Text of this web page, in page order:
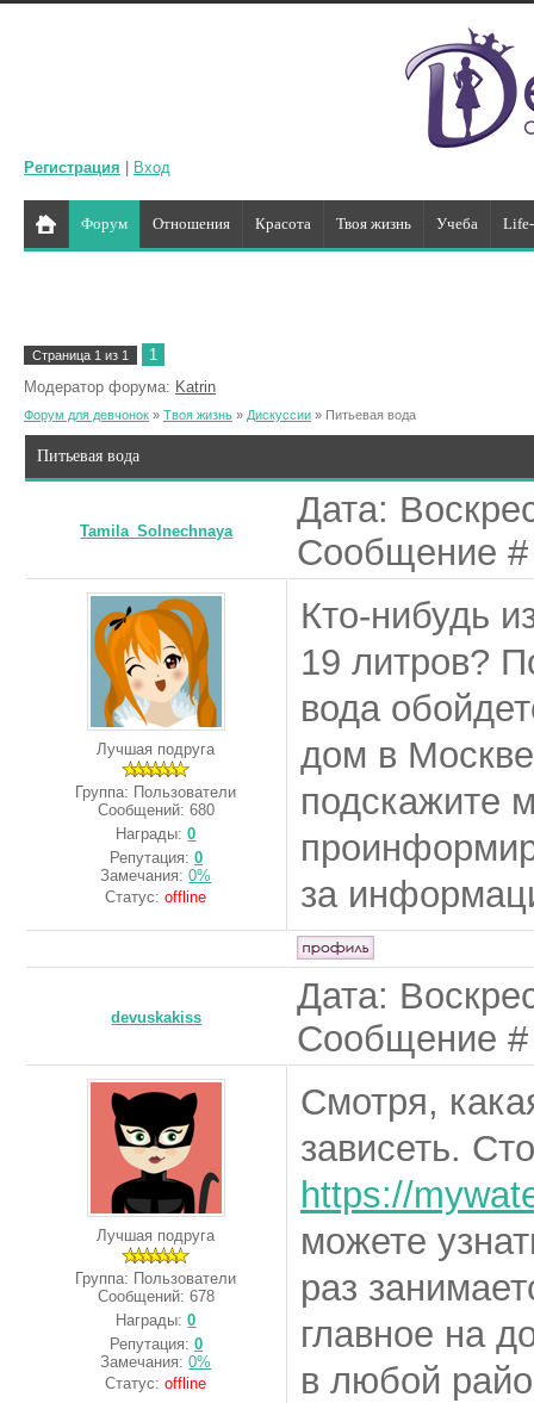
Регистрация Вход
Форум Отношения Красота Твоя жизнь Учеба
Страница 1 из 1
1
Модератор форума: Katrin
Форум для девчонок » Твоя жизнь » Дискуссии » Питьевая вода
Питьевая вода
Tamila_Solnechnaya
Дата:
Сообщение
Лучшая подруга
Группа: Пользователи
Сообщений: 680
Награды:0
Репутация: 0
Замечания:0%
Статус:offline
Кто-нибудь
19 литров?
вода
дом в
подскажите
за
devuskakiss
Дата:
Сообщение
Лучшая подруга
Группа: Пользователи
Сообщений: 678
Награды:0
Репутация: 0
Замечания:0%
Статус:offline
Смотря,
зависеть.
https://
можете
раз
главное на
в любой